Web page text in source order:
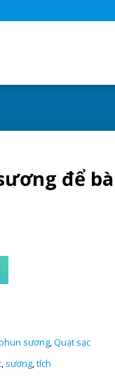
để
số lượng
sương,Quạt sạc
, sương,tích